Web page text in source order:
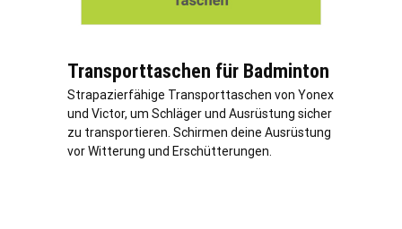
Transporttaschen für Badminton
Strapazierfähige Transporttaschen von Yonex
und Victor, um Schläger und Ausrüstung sicher
zu transportieren. Schirmen deine Ausrüstung
vor Witterung und Erschütterungen.